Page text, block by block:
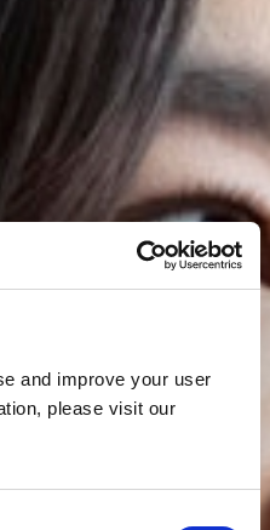
and improve your user
please visit our